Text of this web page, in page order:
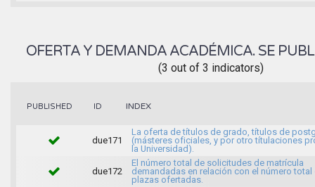
OFERTA Y DEMANDA ACADÉMICA. SE
(3 out of 3 indicators)
PUBLISHED ID INDEX
due171
La oferta de títulos de grado, títulos de
(másteres oficiales, y por otro títulaciones
la Universidad).
due172
El número total de solicitudes de matrícula
demandadas en relación con el número total
plazas ofertadas.